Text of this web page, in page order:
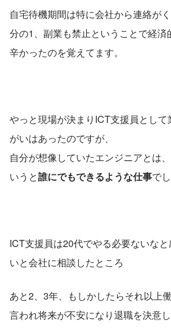
自宅待機期間は特に会社から連絡が
分の1、副業も禁止ということで経済
辛かったのを覚えてます。
やっと現場が決まりICT支援員として
がいはあったのですが、
自分が想像していたエンジニアとは
いうと誰にでもできるような仕事でし
ICT支援員は20代でやる必要ないな
いと会社に相談したところ
あと2、3年、もしかしたらそれ以上
言われ将来が不安になり退職を決意し